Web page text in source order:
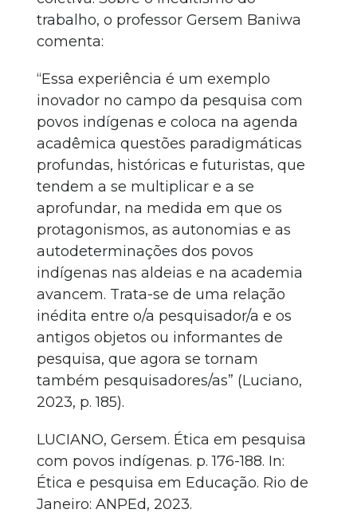
trabalho, o professor Gersem Baniwa
comenta:
“Essa experiência é um exemplo
inovador no campo da pesquisa com
povos indígenas e coloca na agenda
acadêmica questões paradigmáticas
profundas, históricas e futuristas, que
tendem a se multiplicar e a se
aprofundar, na medida em que os
protagonismos, as autonomias e as
autodeterminações dos povos
indígenas nas aldeias e na academia
avancem. Trata-se de uma relação
inédita entre o/a pesquisador/a e os
antigos objetos ou informantes de
pesquisa, que agora se tornam
também pesquisadores/as” (Luciano,
2023, p. 185).
LUCIANO, Gersem. Ética em pesquisa
com povos indígenas. p. 176-188. In:
Ética e pesquisa em Educação. Rio de
Janeiro: ANPEd, 2023.